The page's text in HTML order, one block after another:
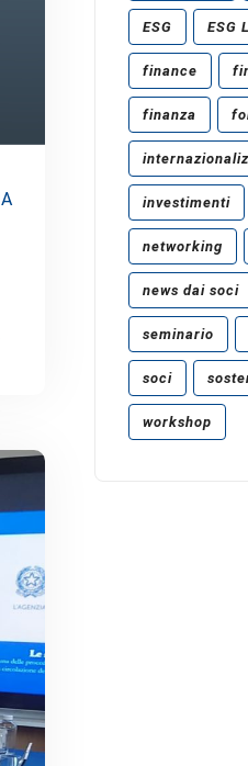
ESG ESG
finance
finanza
investimenti
networking
news dai soci
seminario
soci
workshop